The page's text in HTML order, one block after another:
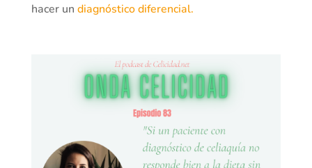
hacer un diagnóstico diferencial.